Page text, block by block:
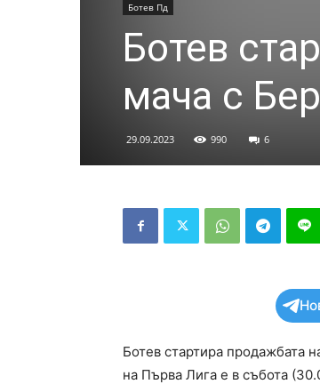
Ботев Пд
Ботев
мача с
29.09.2023 990 6
Ботев стартира продажбата
на Първа Лига е в събота